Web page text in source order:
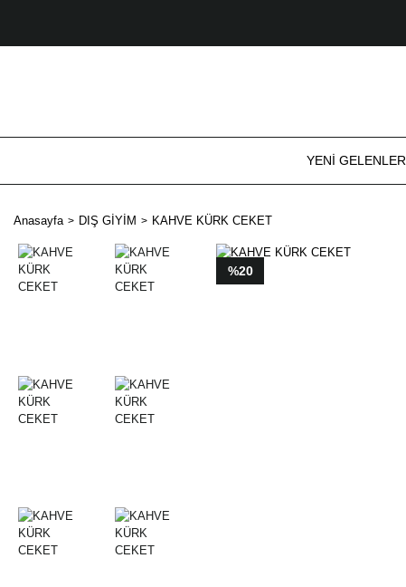
YENİ GELENLER
Anasayfa DIŞ GİYİM KAHVE KÜRK CEKET
%20